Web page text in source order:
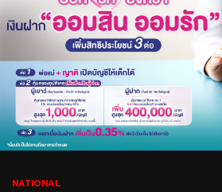
NATIONAL